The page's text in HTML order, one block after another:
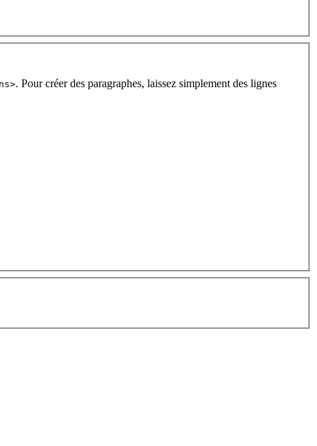
. Pour créer des paragraphes, laissez simplement des lignes